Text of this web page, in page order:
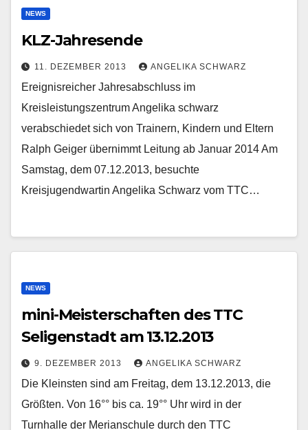
NEWS
KLZ-Jahresende
11. DEZEMBER 2013 ANGELIKA SCHWARZ
Ereignisreicher Jahresabschluss im
Kreisleistungszentrum Angelika schwarz
verabschiedet sich von Trainern, Kindern und Eltern
Ralph Geiger übernimmt Leitung ab Januar 2014 Am
Samstag, dem 07.12.2013, besuchte
Kreisjugendwartin Angelika Schwarz vom TTC…
NEWS
mini-Meisterschaften des TTC
Seligenstadt am 13.12.2013
9. DEZEMBER 2013 ANGELIKA SCHWARZ
Die Kleinsten sind am Freitag, dem 13.12.2013, die
Größten. Von 16°° bis ca. 19°° Uhr wird in der
Turnhalle der Merianschule durch den TTC